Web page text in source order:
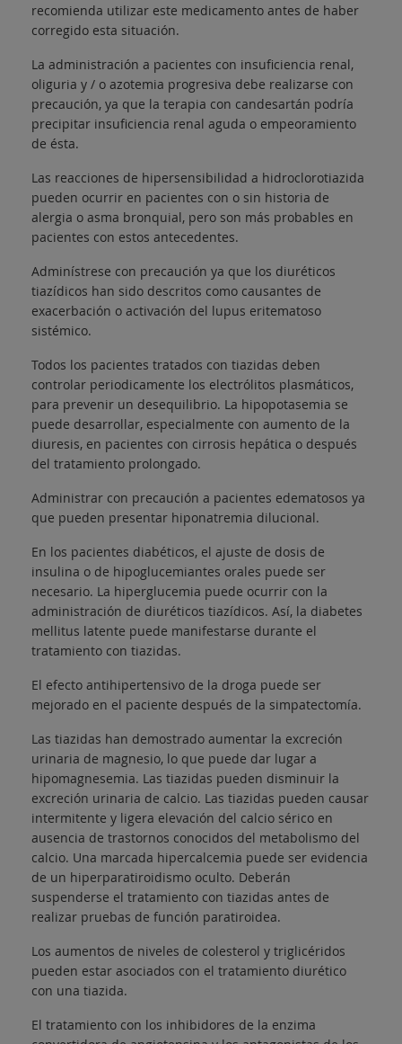
recomienda utilizar este medicamento antes de haber
corregido esta situación.
La administración a pacientes con insuficiencia renal,
oliguria y / o azotemia progresiva debe realizarse con
precaución, ya que la terapia con candesartán podría
precipitar insuficiencia renal aguda o empeoramiento
de ésta.
Las reacciones de hipersensibilidad a hidroclorotiazida
pueden ocurrir en pacientes con o sin historia de
alergia o asma bronquial, pero son más probables en
pacientes con estos antecedentes.
Adminístrese con precaución ya que los diuréticos
tiazídicos han sido descritos como causantes de
exacerbación o activación del lupus eritematoso
sistémico.
Todos los pacientes tratados con tiazidas deben
controlar periodicamente los electrólitos plasmáticos,
para prevenir un desequilibrio. La hipopotasemia se
puede desarrollar, especialmente con aumento de la
diuresis, en pacientes con cirrosis hepática o después
del tratamiento prolongado.
Administrar con precaución a pacientes edematosos ya
que pueden presentar hiponatremia dilucional.
En los pacientes diabéticos, el ajuste de dosis de
insulina o de hipoglucemiantes orales puede ser
necesario. La hiperglucemia puede ocurrir con la
administración de diuréticos tiazídicos. Así, la diabetes
mellitus latente puede manifestarse durante el
tratamiento con tiazidas.
El efecto antihipertensivo de la droga puede ser
mejorado en el paciente después de la simpatectomía.
Las tiazidas han demostrado aumentar la excreción
urinaria de magnesio, lo que puede dar lugar a
hipomagnesemia. Las tiazidas pueden disminuir la
excreción urinaria de calcio. Las tiazidas pueden causar
intermitente y ligera elevación del calcio sérico en
ausencia de trastornos conocidos del metabolismo del
calcio. Una marcada hipercalcemia puede ser evidencia
de un hiperparatiroidismo oculto. Deberán
suspenderse el tratamiento con tiazidas antes de
realizar pruebas de función paratiroidea.
Los aumentos de niveles de colesterol y triglicéridos
pueden estar asociados con el tratamiento diurético
con una tiazida.
El tratamiento con los inhibidores de la enzima